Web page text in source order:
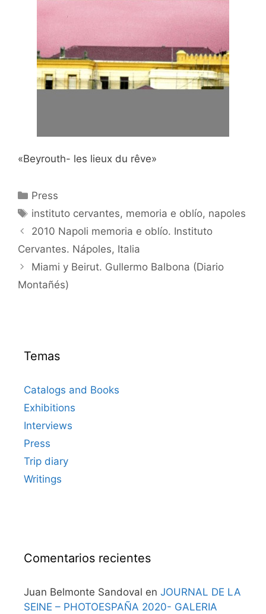
«Beyrouth- les lieux du rêve»
Categorías
Press
Etiquetas
instituto cervantes, memoria e oblío, napoles
2010 Napoli memoria e oblío. Instituto
Cervantes. Nápoles, Italia
Miami y Beirut. Gullermo Balbona (Diario
Montañés)
Temas
Catalogs and Books
Exhibitions
Interviews
Press
Trip diary
Writings
Comentarios recientes
Juan Belmonte Sandoval en JOURNAL DE LA
SEINE – PHOTOESPAÑA 2020- GALERIA